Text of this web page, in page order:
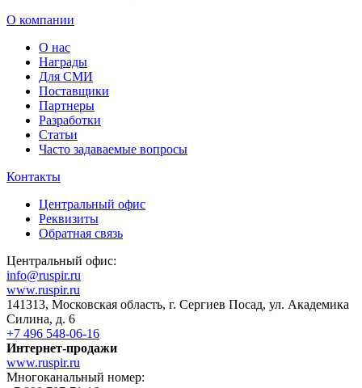
О компании
О нас
Награды
Для СМИ
Поставщики
Партнеры
Разработки
Статьи
Часто задаваемые вопросы
Контакты
Центральный офис
Реквизиты
Обратная связь
Центральный офис:
info@ruspir.ru
www.ruspir.ru
141313, Московская область, г. Сергиев Посад, ул. Академика
Силина, д. 6
+7 496 548-06-16
Интернет-продажи
www.ruspir.ru
Многоканальный номер: